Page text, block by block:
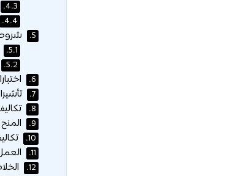
4.3.
4.4.
5. شروط
5.1.
5.2.
6.
7.
8.
9.
10.
11.
12.